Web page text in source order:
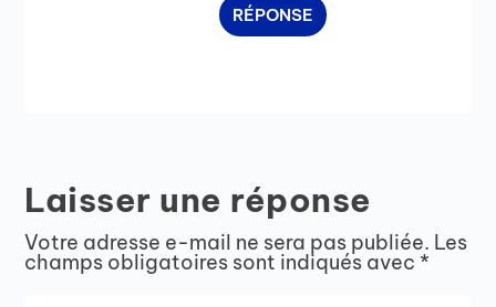
RÉPONSE
Laisser une réponse
Votre adresse e-mail ne sera pas publiée. Les
champs obligatoires sont indiqués avec *